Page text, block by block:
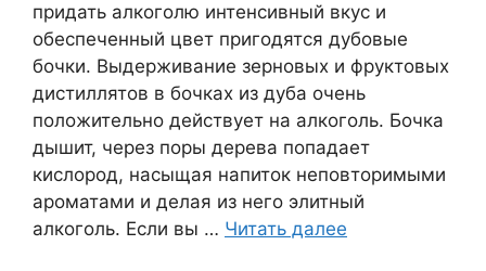
придать алкоголю интенсивный вкус и
обеспеченный цвет пригодятся дубовые
бочки. Выдерживание зерновых и фруктовых
дистиллятов в бочках из дуба очень
положительно действует на алкоголь. Бочка
дышит, через поры дерева попадает
кислород, насыщая напиток неповторимыми
ароматами и делая из него элитный
алкоголь. Если вы … Читать далее